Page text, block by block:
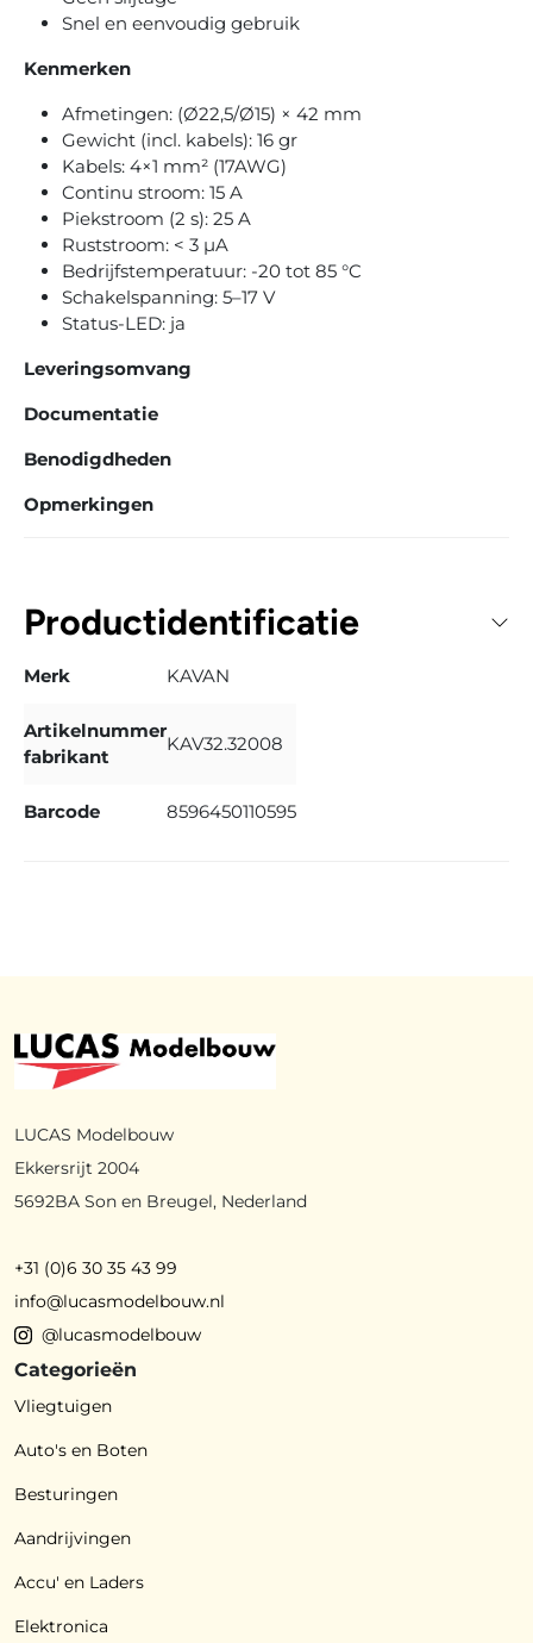
Snel en eenvoudig gebruik
Kenmerken
Afmetingen: (Ø22,5/Ø15) × 42 mm
Gewicht (incl. kabels): 16 gr
Kabels: 4×1 mm² (17AWG)
Continu stroom: 15 A
Piekstroom (2 s): 25 A
Ruststroom: < 3 µA
Bedrijfstemperatuur: -20 tot 85 °C
Schakelspanning: 5–17 V
Status-LED: ja
Leveringsomvang
Documentatie
Benodigdheden
Opmerkingen
Productidentificatie
Merk KAVAN
Artikelnummer
fabrikant
KAV32.32008
Barcode 8596450110595
LUCAS Modelbouw
Ekkersrijt 2004
5692BA Son en Breugel, Nederland
+31 (0)6 30 35 43 99
info@lucasmodelbouw.nl
@lucasmodelbouw
Categorieën
Vliegtuigen
Auto's en Boten
Besturingen
Aandrijvingen
Accu' en Laders
Elektronica